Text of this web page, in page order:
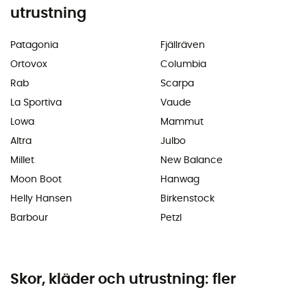
utrustning
Patagonia
Ortovox
Rab
La Sportiva
Lowa
Altra
Millet
Moon Boot
Helly Hansen
Barbour
Fjällräven
Columbia
Scarpa
Vaude
Mammut
Julbo
New Balance
Hanwag
Birkenstock
Petzl
Skor, kläder och utrustning: fler